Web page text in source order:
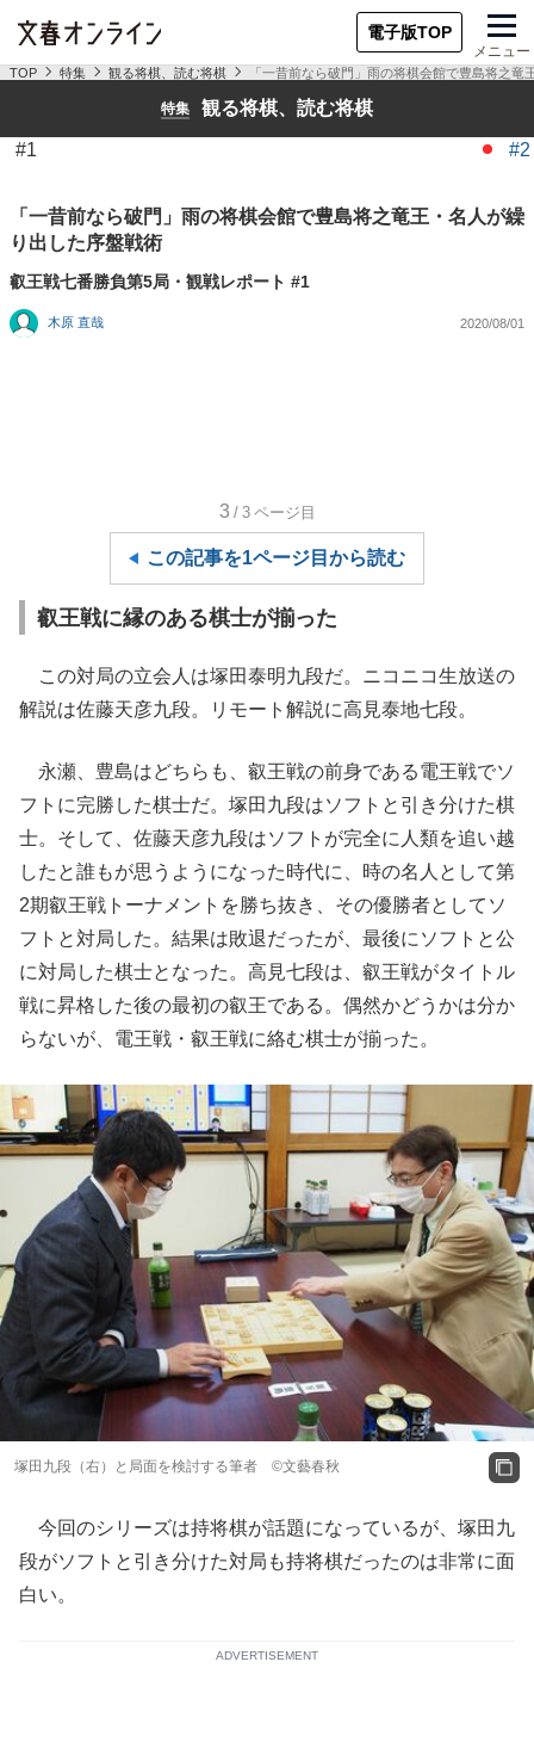
電子版TOP
メニュー
TOP 特集 観る将棋、読む将棋 「一昔前なら破門」雨の将棋会館で豊島将之竜
特集 観る将棋、読む将棋
#1 #2
「一昔前なら破門」雨の将棋会館で豊島将之竜王・名人が繰
り出した序盤戦術
叡王戦七番勝負第5局・観戦レポート #1
木原 直哉 2020/08/01
3 /3 ページ目
この記事を1ページ目から読む
叡王戦に縁のある棋士が揃った
この対局の立会人は塚田泰明九段だ。ニコニコ生放送の
解説は佐藤天彦九段。リモート解説に高見泰地七段。
永瀬、豊島はどちらも、叡王戦の前身である電王戦でソ
フトに完勝した棋士だ。塚田九段はソフトと引き分けた棋
士。そして、佐藤天彦九段はソフトが完全に人類を追い越
したと誰もが思うようになった時代に、時の名人として第
2期叡王戦トーナメントを勝ち抜き、その優勝者としてソ
フトと対局した。結果は敗退だったが、最後にソフトと公
に対局した棋士となった。高見七段は、叡王戦がタイトル
戦に昇格した後の最初の叡王である。偶然かどうかは分か
らないが、電王戦・叡王戦に絡む棋士が揃った。
塚田九段（右）と局面を検討する筆者 ©文藝春秋
今回のシリーズは持将棋が話題になっているが、塚田九
段がソフトと引き分けた対局も持将棋だったのは非常に面
白い。
ADVERTISEMENT